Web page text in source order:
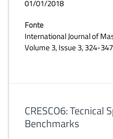
01/01/2018
Fonte
International Journal of
Volume 3, Issue 3, 324-347
CRESCO6: Tecnical
Benchmarks